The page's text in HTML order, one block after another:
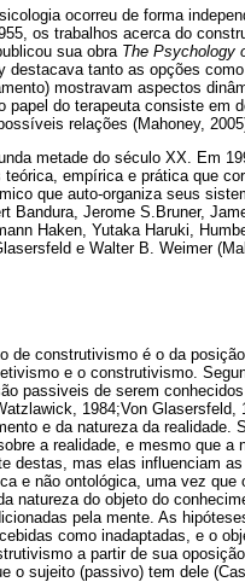
ocorreu de forma
os trabalhos acerca do
sua obra The Psychology
destacava tanto as opções
mostravam aspectos
do terapeuta consiste em
relações (Mahoney,
metade do século XX. Em
empírica e prática que
que auto-organiza seus
Bandura, Jerome S.Bruner,
Haken, Yutaka Haruki,
e Walter B. Weimer
de construtivismo é o da
e o construtivismo.
passiveis de serem
1984;Von
e da natureza da realidade.
a realidade, e mesmo que a
destas, mas elas influenciam
e não ontológica, uma vez
natureza do objeto do
pela mente. As
como inadaptadas, e o
a partir de sua
o sujeito (passivo) tem dele